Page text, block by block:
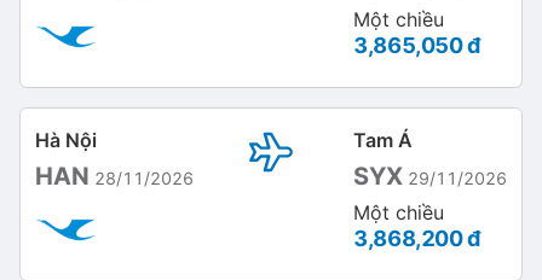
Một chiều
3,865,050 đ
Hà Nội
HAN 28/11/2026
Tam Á
SYX 29/11/2026
Một chiều
3,868,200 đ